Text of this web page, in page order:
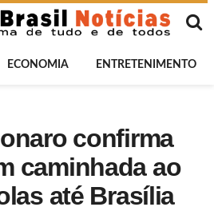
ECONOMIA ENTRETENIMENTO
confirma
caminhada ao
até Brasília